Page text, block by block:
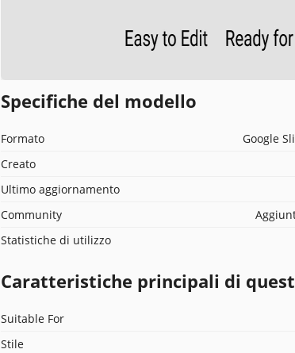
Specifiche del modello
Formato
Google
Creato
Ultimo aggiornamento
Community
Statistiche di utilizzo
Caratteristiche principali di
Suitable For
Stile